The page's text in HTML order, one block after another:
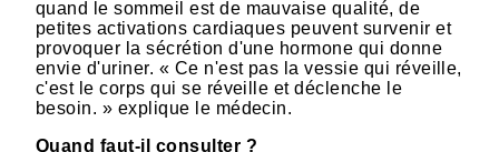
quand le sommeil est de mauvaise qualité, de
petites activations cardiaques peuvent survenir et
provoquer la sécrétion d'une hormone qui donne
envie d'uriner. « Ce n'est pas la vessie qui réveille,
c'est le corps qui se réveille et déclenche le
besoin. » explique le médecin.
Quand faut-il consulter ?